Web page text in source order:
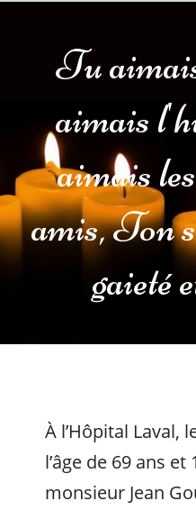
Tu
aimais
aimais
amis, Ton
gaieté
À l’Hôpital Laval,
l’âge de 69 ans
monsieur Jean